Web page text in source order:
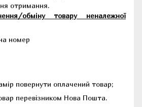
отримання.
обміну товару неналежної
номер
повернути оплачений товар;
перевізником Нова Пошта.